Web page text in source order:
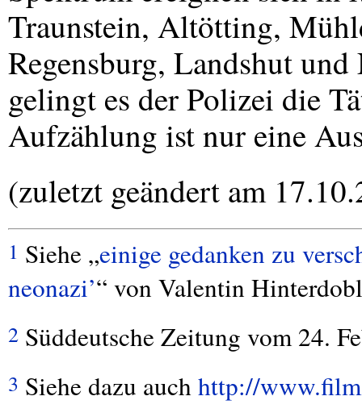
Traunstein, Altötting,
Regensburg, Landshut
gelingt es der Polizei die
Aufzählung ist nur eine
(zuletzt geändert am
1 Siehe „einige gedanken zu
neonazi’“ von Valentin
2 Süddeutsche Zeitung vom 24.
3 Siehe dazu auchhttp://